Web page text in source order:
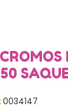
0034147